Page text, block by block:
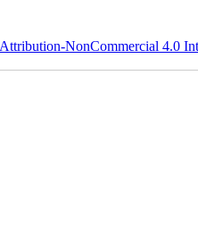
NonCommercial 4.0